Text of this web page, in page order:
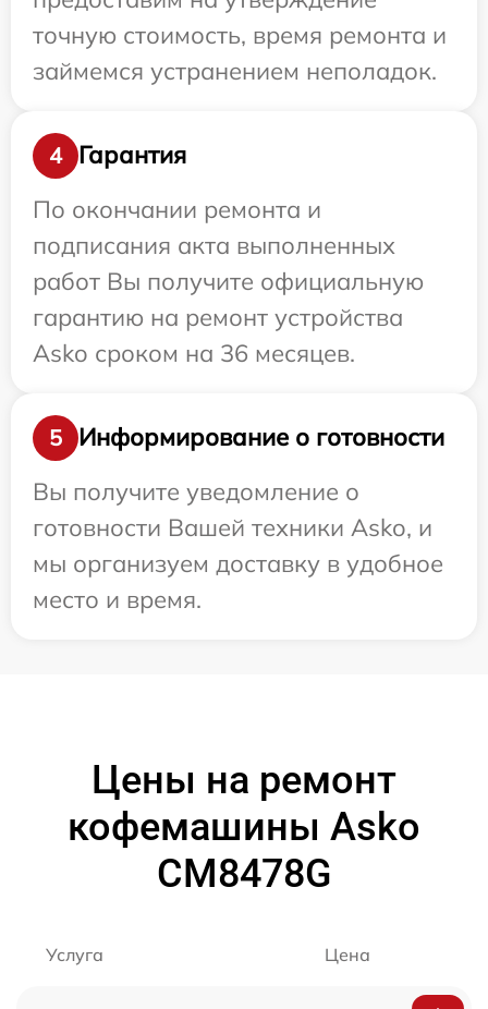
точную стоимость, время ремонта и
займемся устранением неполадок.
4
Гарантия
По окончании ремонта и
подписания акта выполненных
работ Вы получите официальную
гарантию на ремонт устройства
Asko сроком на 36 месяцев.
5
Информирование о готовности
Вы получите уведомление о
готовности Вашей техники Asko, и
мы организуем доставку в удобное
место и время.
Цены на ремонт
кофемашины Asko
CM8478G
Услуга Цена